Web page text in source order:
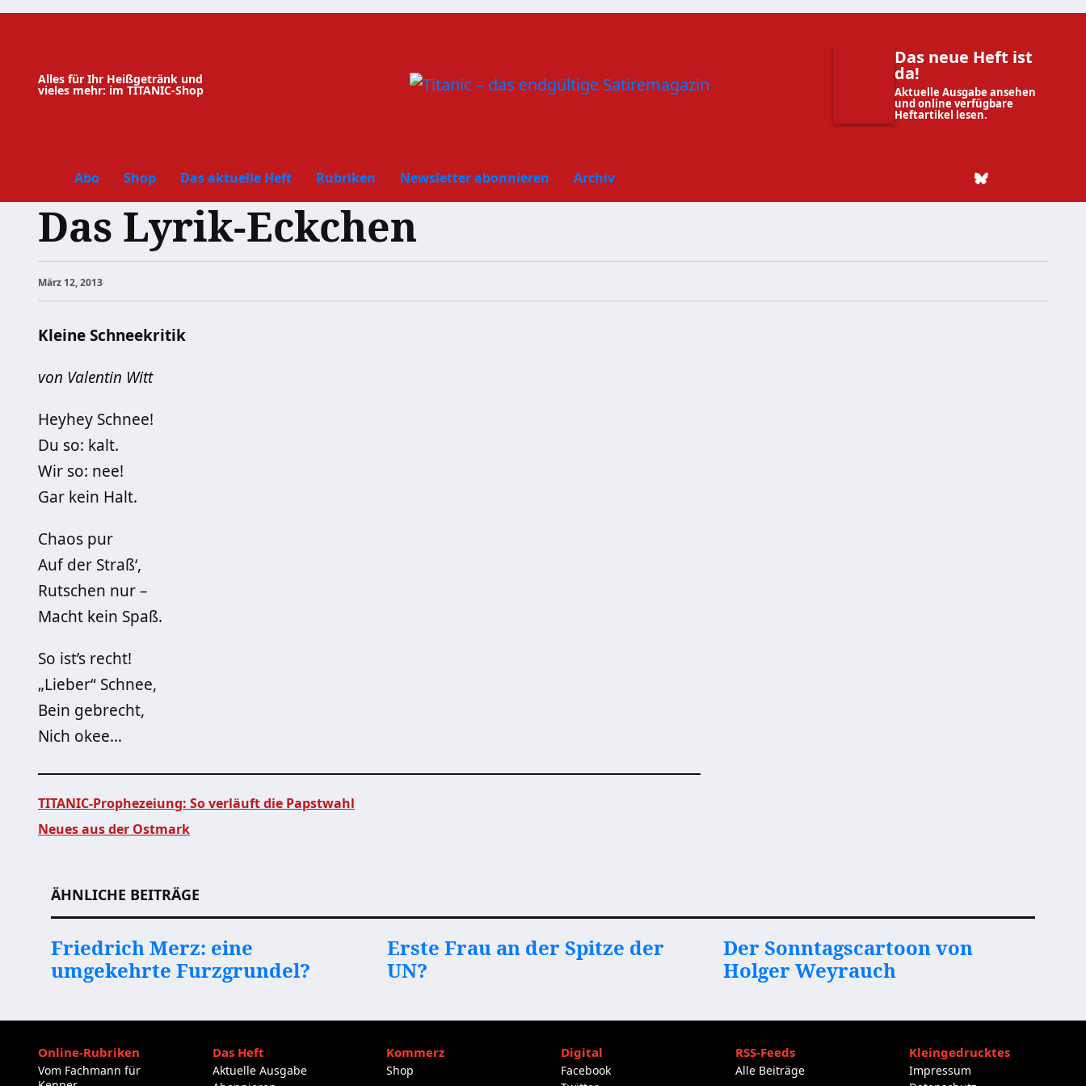
Zum
Alles für Ihr Heißgetränk und
vieles mehr: im TITANIC-Shop
Das neue Heft ist
da!
Aktuelle Ausgabe ansehen
und online verfügbare
Heftartikel lesen.
Abo Shop Das aktuelle Heft Rubriken Newsletter abonnieren Archiv
Das Lyrik-Eckchen
März 12, 2013
Kleine Schneekritik
von Valentin Witt
Heyhey Schnee!
Du so: kalt.
Wir so: nee!
Gar kein Halt.
Chaos pur
Auf der Straß‘,
Rutschen nur –
Macht kein Spaß.
So ist’s recht!
„Lieber“ Schnee,
Bein gebrecht,
Nich okee…
TITANIC-Prophezeiung: So verläuft die Papstwahl
Neues aus der Ostmark
ÄHNLICHE BEITRÄGE
Friedrich Merz: eine
umgekehrte Furzgrundel?
Erste Frau an der Spitze der
UN?
Der Sonntagscartoon von
Holger Weyrauch
Online-Rubriken
Vom Fachmann für
Das Heft
Aktuelle Ausgabe
Kommerz
Shop
Digital
Facebook
RSS-Feeds
Alle Beiträge
Kleingedrucktes
Impressum